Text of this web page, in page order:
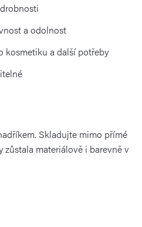
a odolnost
kosmetiku a další potřeby
Skladujte mimo přímé
materiálově i barevně v